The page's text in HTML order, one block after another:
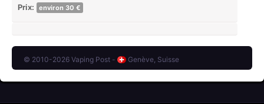
Prix:
environ 30 €
© 2010-2026 Vaping Post - Genève, Suisse